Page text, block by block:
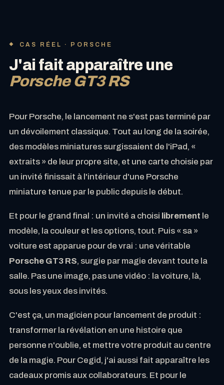
CAS RÉEL · PORSCHE
J'ai fait apparaître une
Porsche GT3 RS
Pour Porsche, le lancement ne s'est pas terminé par
un dévoilement classique. Tout au long de la soirée,
des modèles miniatures surgissaient de l'iPad, «
extraits » de leur propre site, et une carte choisie par
un invité finissait à l'intérieur d'une Porsche
miniature tenue par le public depuis le début.
Et pour le grand final : un invité a choisi librement le
modèle, la couleur et les options, tout. Puis « sa »
voiture est apparue pour de vrai : une véritable
Porsche GT3 RS, surgie par magie devant toute la
salle. Pas une image, pas une vidéo : la voiture, là,
sous les yeux des invités.
C'est ça, un magicien pour lancement de produit :
transformer la révélation en une histoire que
personne n'oublie, et mettre votre produit au centre
de la magie. Pour Cegid, j'ai aussi fait apparaître les
cadeaux promis aux collaborateurs. Et pour le